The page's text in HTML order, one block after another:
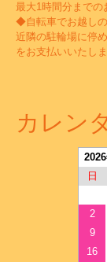
最大1時間分までの
◆自転車でお越し
近隣の駐輪場に停
をお支払いいたしま
カレン
日
2
9
16